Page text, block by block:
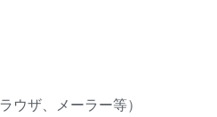
ウザ、メーラー等）